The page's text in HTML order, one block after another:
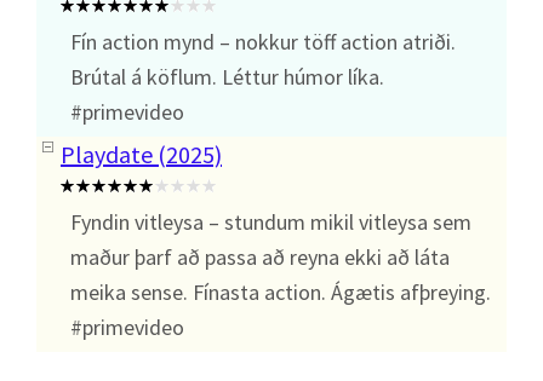
Fín action mynd – nokkur töff action atriði.
Brútal á köflum. Léttur húmor líka.
#primevideo
Playdate (2025)
Fyndin vitleysa – stundum mikil vitleysa sem
maður þarf að passa að reyna ekki að láta
meika sense. Fínasta action. Ágætis afþreying.
#primevideo